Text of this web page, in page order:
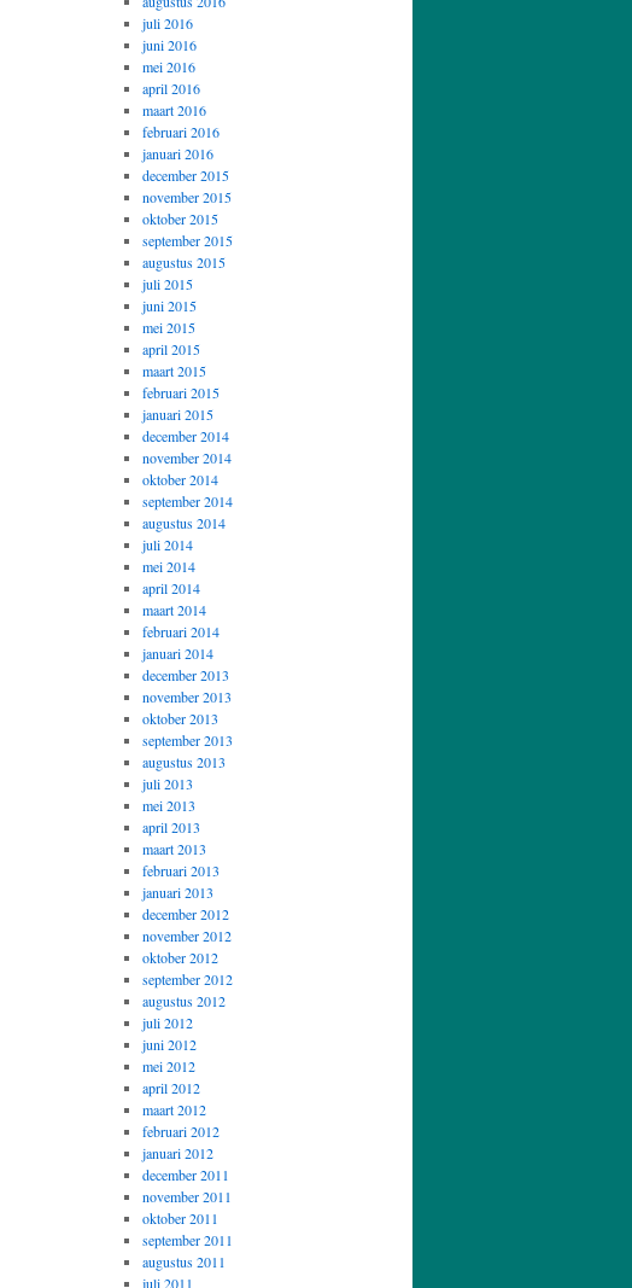
juli 2016
juni 2016
mei 2016
april 2016
maart 2016
februari 2016
januari 2016
december 2015
november 2015
oktober 2015
september 2015
augustus 2015
juli 2015
juni 2015
mei 2015
april 2015
maart 2015
februari 2015
januari 2015
december 2014
november 2014
oktober 2014
september 2014
augustus 2014
juli 2014
mei 2014
april 2014
maart 2014
februari 2014
januari 2014
december 2013
november 2013
oktober 2013
september 2013
augustus 2013
juli 2013
mei 2013
april 2013
maart 2013
februari 2013
januari 2013
december 2012
november 2012
oktober 2012
september 2012
augustus 2012
juli 2012
juni 2012
mei 2012
april 2012
maart 2012
februari 2012
januari 2012
december 2011
november 2011
oktober 2011
september 2011
augustus 2011
juli 2011